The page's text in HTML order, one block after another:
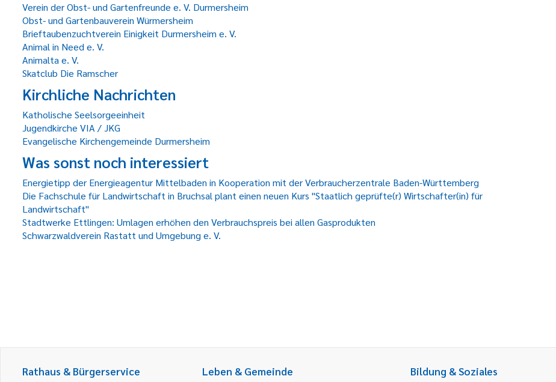
Verein der Obst- und Gartenfreunde e. V. Durmersheim
Obst- und Gartenbauverein Würmersheim
Brieftaubenzuchtverein Einigkeit Durmersheim e. V.
Animal in Need e. V.
Animalta e. V.
Skatclub Die Ramscher
Kirchliche Nachrichten
Katholische Seelsorgeeinheit
Jugendkirche VIA / JKG
Evangelische Kirchengemeinde Durmersheim
Was sonst noch interessiert
Energietipp der Energieagentur Mittelbaden in Kooperation mit der Verbraucherzentrale Baden-Württemberg
Die Fachschule für Landwirtschaft in Bruchsal plant einen neuen Kurs "Staatlich geprüfte(r) Wirtschafter(in) für
Landwirtschaft"
Stadtwerke Ettlingen: Umlagen erhöhen den Verbrauchspreis bei allen Gasprodukten
Schwarzwaldverein Rastatt und Umgebung e. V.
Rathaus & Bürgerservice Leben & Gemeinde Bildung & Soziales